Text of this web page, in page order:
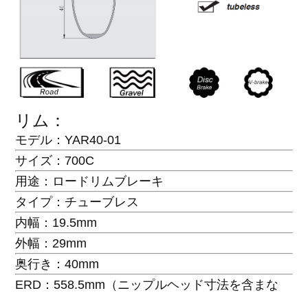
リム：
モデル：YAR40-01
サイズ：700C
用途：ロードリムブレーキ
タイプ：チューブレス
内幅：19.5mm
外幅：29mm
奥行き：40mm
ERD：558.5mm（ニップルヘッド寸法を含まな